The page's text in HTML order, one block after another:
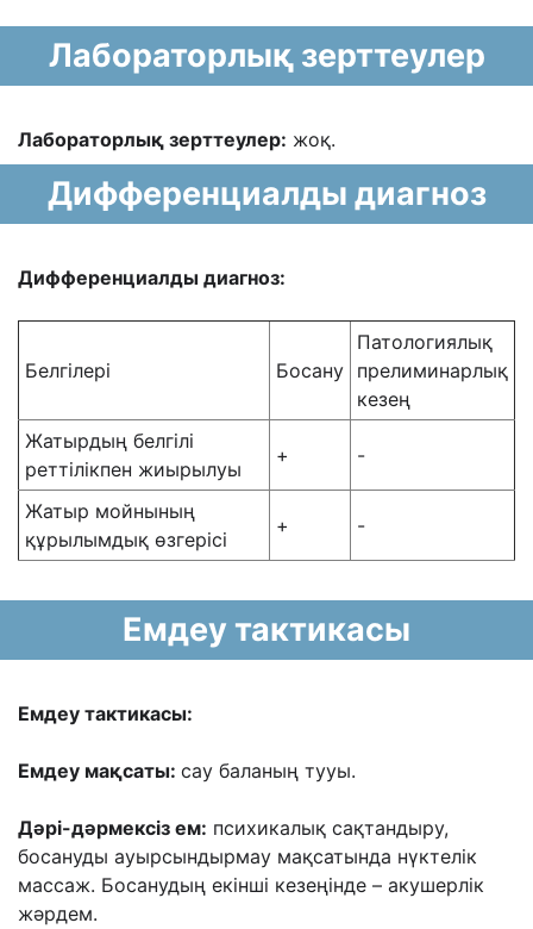
Лабораторлық зерттеулер
Лабораторлық зерттеулер: жоқ.
Дифференциалды диагноз
Дифференциалды диагноз:
Белгілері Босану
Патологиялық
прелиминарлық
кезең
Жатырдың белгілі
реттілікпен жиырылуы
+ -
Жатыр мойнының
құрылымдық өзгерісі
+ -
Емдеу тактикасы
Емдеу тактикасы:
Емдеу мақсаты: сау баланың тууы.
Дəрі-дəрмексіз ем: психикалық сақтандыру,
босануды ауырсындырмау мақсатында нүктелік
массаж. Босанудың екінші кезеңінде – акушерлік
жəрдем.